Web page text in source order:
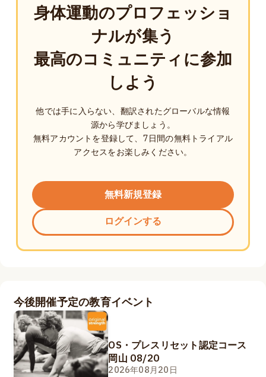
身体運動のプロフェッショ
ナルが集う
最高のコミュニティに参加
しよう
他では手に入らない、翻訳されたグローバルな情報
源から学びましょう。
無料アカウントを登録して、7日間の無料トライアル
アクセスをお楽しみください。
無料新規登録
ログインする
今後開催予定の教育イベント
OS・プレスリセット認定コース
岡山 08/20
2026年08月20日